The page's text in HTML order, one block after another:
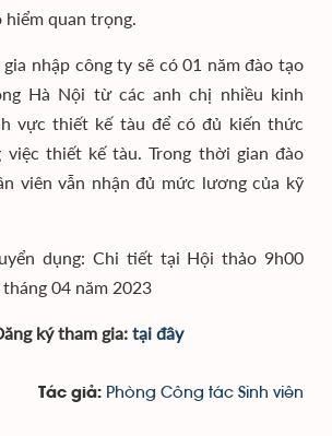
hiểm quan trọng.
nhập công ty sẽ có 01 năm đào tạo
Hà Nội từ các anh chị nhiều kinh
vực thiết kế tàu để có đủ kiến thức
việc thiết kế tàu. Trong thời gian đào
viên vẫn nhận đủ mức lương của kỹ
dụng: Chi tiết tại Hội thảo 9h00
04 năm 2023
ký tham gia: tại đây
Tác giả: Phòng Công tác Sinh viên